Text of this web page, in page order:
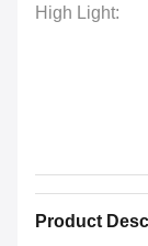
High Light:
Product